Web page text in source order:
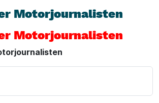
Motorjournalisten
Motorjournalisten